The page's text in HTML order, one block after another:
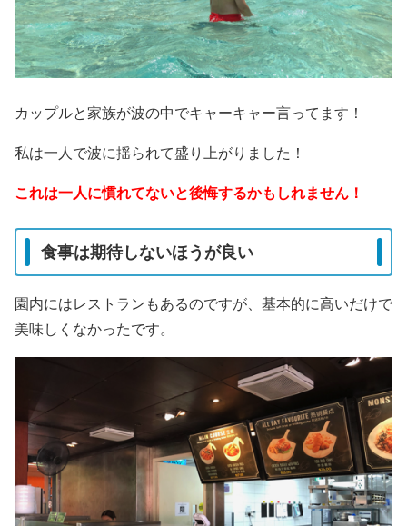
カップルと家族が波の中でキャーキャー言ってます！
私は一人で波に揺られて盛り上がりました！
これは一人に慣れてないと後悔するかもしれません！
食事は期待しないほうが良い
園内にはレストランもあるのですが、基本的に高いだけで
美味しくなかったです。